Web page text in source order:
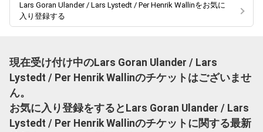
Lars Goran Ulander / Lars Lystedt / Per Henrik Wallinをお気に
入り登録する
現在受け付け中のLars Goran Ulander / Lars
Lystedt / Per Henrik Wallinのチケットはございませ
ん。
お気に入り登録をするとLars Goran Ulander / Lars
Lystedt / Per Henrik Wallinのチケットに関する最新